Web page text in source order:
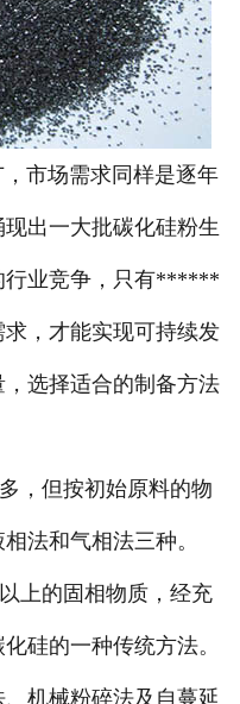
市场需求同样是逐年
出一大批碳化硅粉生
行业竞争，只有******
，才能实现可持续发
选择适合的制备方法
，但按初始原料的物
法和气相法三种。
上的固相物质，经充
硅的一种传统方法。
机械粉碎法及自蔓延